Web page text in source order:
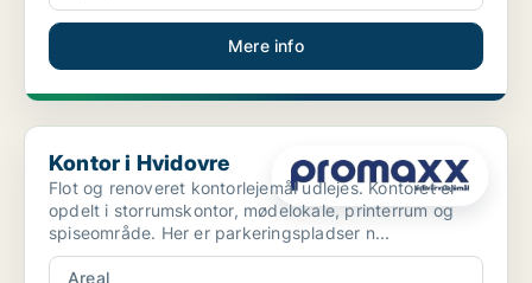
Mere info
Kontor i Hvidovre
Kontor i Hvidovre
Flot og renoveret kontorlejemål udlejes. Kontoret er
opdelt i storrumskontor, mødelokale, printerrum og
spiseområde. Her er parkeringspladser n...
Areal